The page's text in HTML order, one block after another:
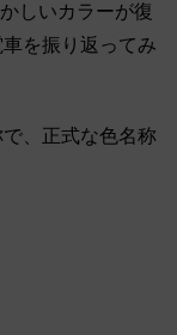
しいカラーが復
を振り返ってみ
、正式な色名称